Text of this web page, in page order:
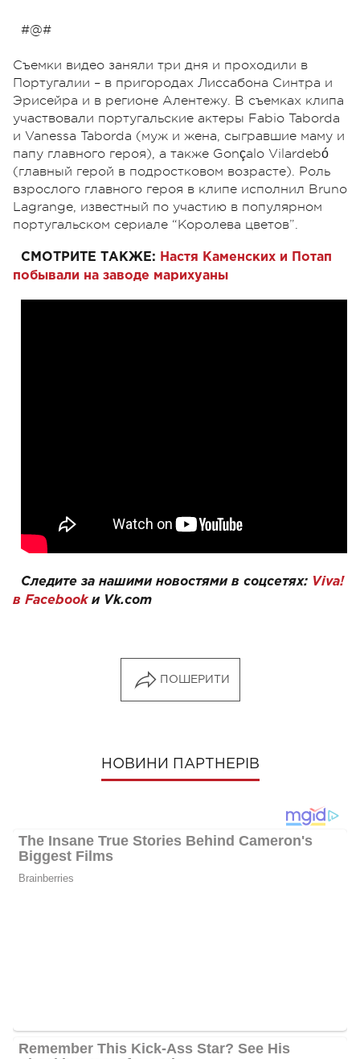
#@#
Съемки видео заняли три дня и проходили в
Португалии – в пригородах Лиссабона Синтра и
Эрисейра и в регионе Алентежу. В съемках клипа
участвовали португальские актеры Fabio Taborda
и Vanessa Taborda (муж и жена, сыгравшие маму и
папу главного героя), а также Gonçalo Vilardebó
(главный герой в подростковом возрасте). Роль
взрослого главного героя в клипе исполнил Bruno
Lagrange, известный по участию в популярном
португальском сериале “Королева цветов”.
СМОТРИТЕ ТАКЖЕ: Настя Каменских и Потап
побывали на заводе марихуаны
Следите за нашими новостями в соцсетях: Viva!
в Facebookи Vk.com
ПОШЕРИТИ
НОВИНИ ПАРТНЕРІВ